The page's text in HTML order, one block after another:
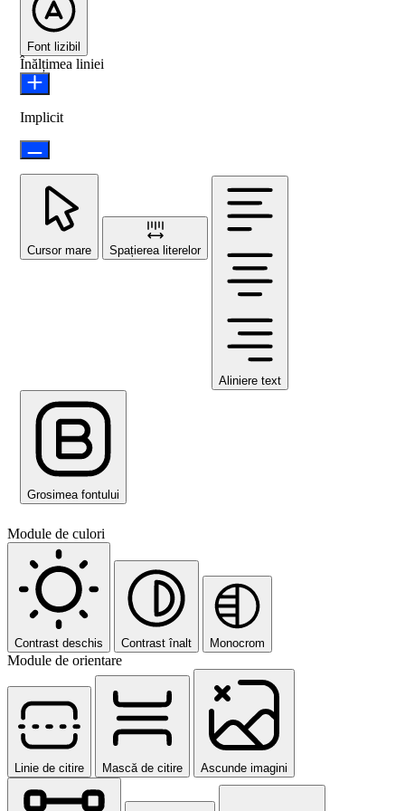
Font lizibil
Înălțimea liniei
Implicit
Cursor mare Spațierea literelor
Aliniere text
Grosimea fontului
Module de culori
Contrast deschis Contrast înalt Monocrom
Module de orientare
Linie de citire Mască de citire Ascunde imagini